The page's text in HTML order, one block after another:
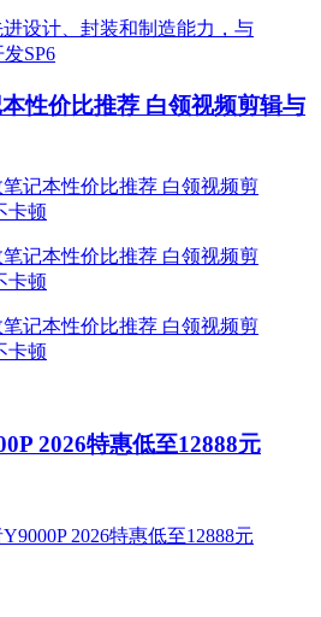
性价比推荐 白领视频剪辑与
2026特惠低至12888元